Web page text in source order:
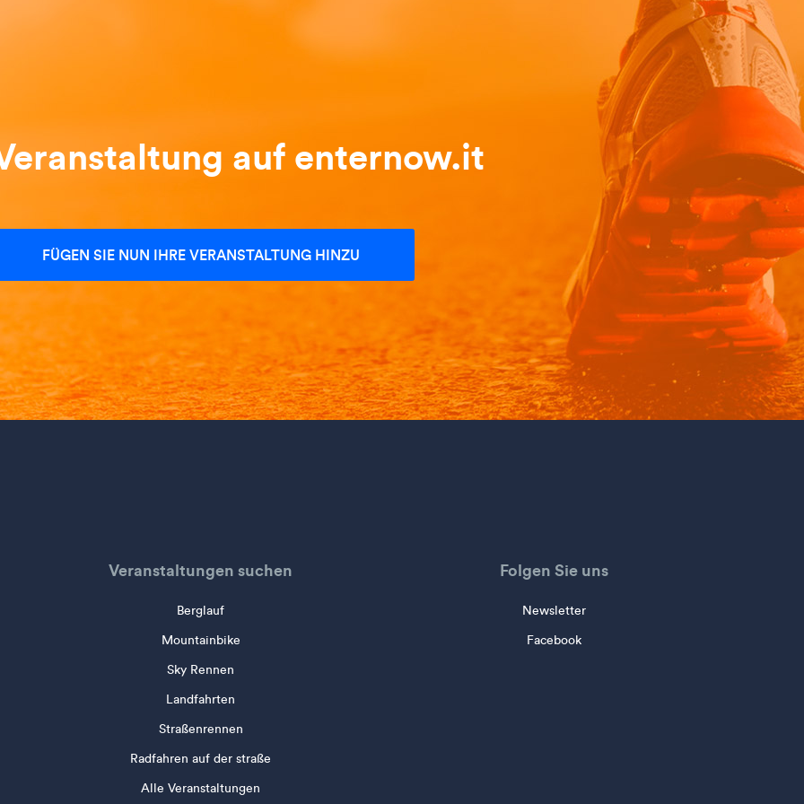
auf enternow.it
FÜGEN SIE NUN IHRE VERANSTALTUNG HINZU
Veranstaltungen suchen
Berglauf
Mountainbike
Sky Rennen
Landfahrten
Straßenrennen
Radfahren auf der straße
Alle Veranstaltungen
Folgen Sie uns
Newsletter
Facebook